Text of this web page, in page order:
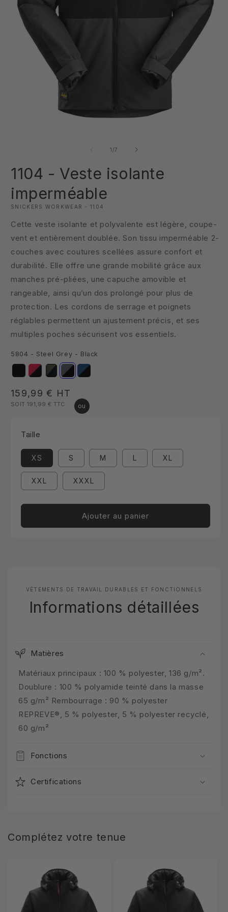
fenêtre
modale
1 /de
7
1104 - Veste isolante
imperméable
SNICKERS WORKWEAR - 1104
Cette veste isolante et polyvalente est légère, coupe-
vent et entièrement doublée. Son tissu imperméable 2-
couches avec coutures scellées assure confort et
durabilité. Elle offre une grande mobilité grâce aux
manches pré-pliées, une capuche amovible et
rangeable, ainsi qu’un dos prolongé pour plus de
protection. Les cordons de serrage et poignets
réglables permettent un ajustement précis, et ses
multiples poches sécurisent vos essentiels.
5804 - Steel Grey - Black
Prix
habituel
159,99 € HT
SOIT 191,99 € TTC
Taille
XS S M L XL
XXL XXXL
Ajouter au panier
VÊTEMENTS DE TRAVAIL DURABLES ET FONCTIONNELS
Informations détaillées
Matières
Matériaux principaux : 100 % polyester, 136 g/m².
Doublure : 100 % polyamide teinté dans la masse
65 g/m² Rembourrage : 90 % polyester
REPREVE®, 5 % polyester, 5 % polyester recyclé,
60 g/m²
Fonctions
Certifications
Complétez votre tenue